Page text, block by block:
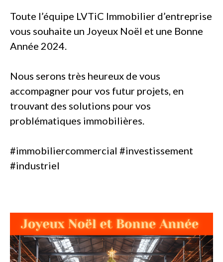
Toute l’équipe LVTiC Immobilier d’entreprise
vous souhaite un Joyeux Noël et une Bonne
Année 2024.
Nous serons très heureux de vous
accompagner pour vos futur projets, en
trouvant des solutions pour vos
problématiques immobilières.
#immobiliercommercial #investissement
#industriel